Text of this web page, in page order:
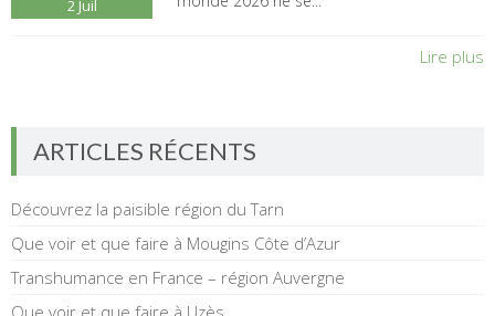
2 Juil
Lire plus
ARTICLES RÉCENTS
Découvrez la paisible région du Tarn
Que voir et que faire à Mougins Côte d’Azur
Transhumance en France – région Auvergne
Que voir et que faire à Uzès